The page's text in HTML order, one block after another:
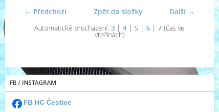
← Předchozí Další →
Zpět do složky
Automatické procházení: 3 | 4 | 5 | 6 | 7 (čas ve
vteřinách)
FB / INSTAGRAM
FB HC Čestice